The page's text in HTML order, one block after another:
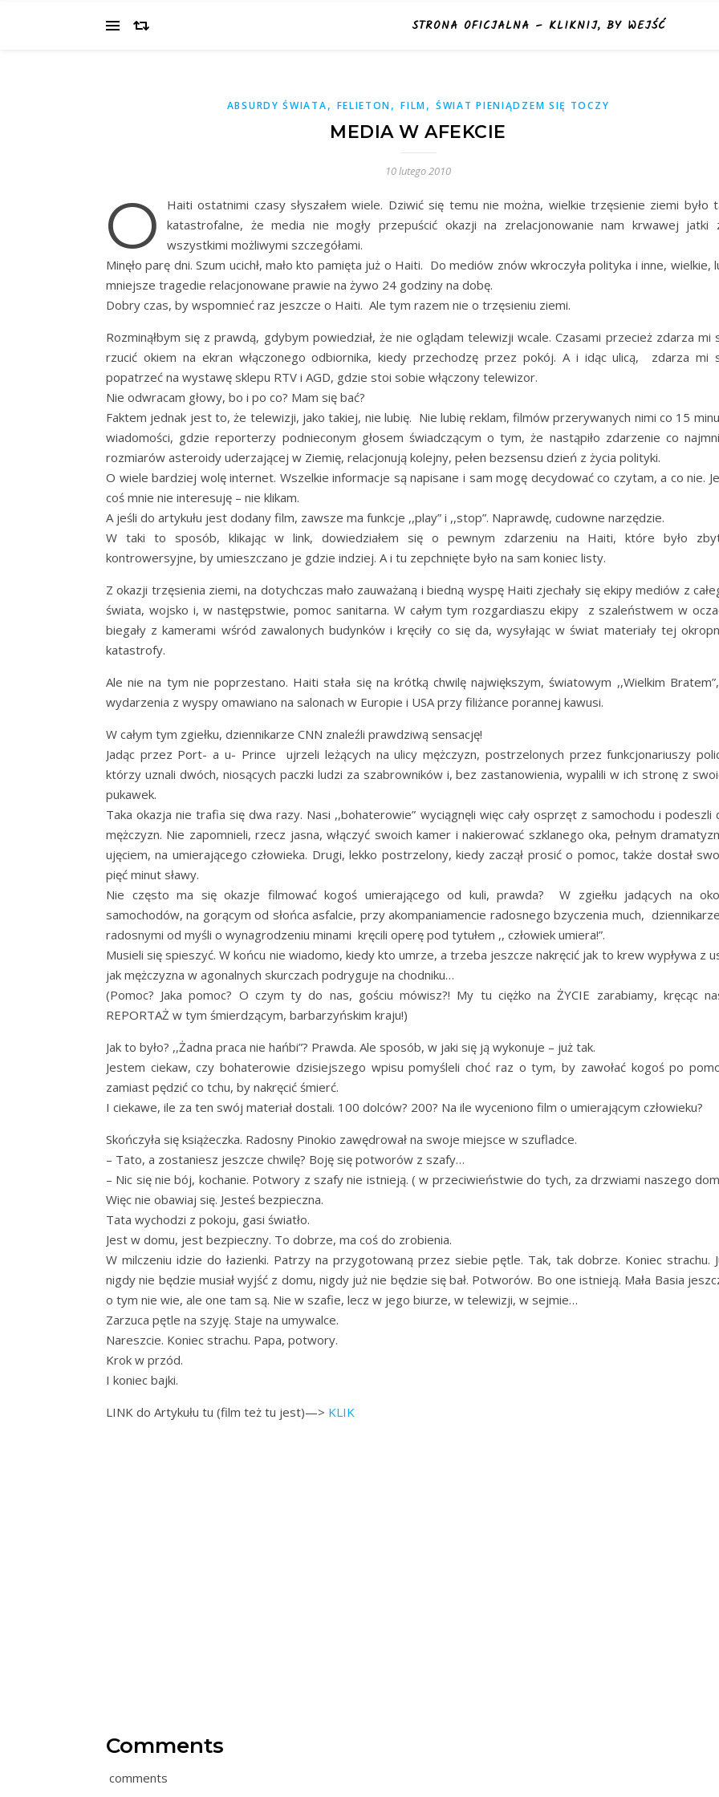
STRONA OFICJALNA – KLIKNIJ, BY WEJŚĆ
ABSURDY ŚWIATA, FELIETON,FILM,ŚWIAT PIENIĄDZEM SIĘ TOCZY
MEDIA W AFEKCIE
10 lutego 2010
O
Haiti ostatnimi czasy słyszałem wiele. Dziwić się temu nie można, wielkie trzęsienie ziemi było
katastrofalne, że media nie mogły przepuścić okazji na zrelacjonowanie nam krwawej jatki
wszystkimi możliwymi szczegółami.
Minęło parę dni. Szum ucichł, mało kto pamięta już o Haiti. Do mediów znów wkroczyła polityka i inne, wielkie,
mniejsze tragedie relacjonowane prawie na żywo 24 godziny na dobę.
Dobry czas, by wspomnieć raz jeszcze o Haiti. Ale tym razem nie o trzęsieniu ziemi.
Rozminąłbym się z prawdą, gdybym powiedział, że nie oglądam telewizji wcale. Czasami przecież zdarza mi
rzucić okiem na ekran włączonego odbiornika, kiedy przechodzę przez pokój. A i idąc ulicą, zdarza mi
popatrzeć na wystawę sklepu RTV i AGD, gdzie stoi sobie włączony telewizor.
Nie odwracam głowy, bo i po co? Mam się bać?
Faktem jednak jest to, że telewizji, jako takiej, nie lubię. Nie lubię reklam, filmów przerywanych nimi co 15
wiadomości, gdzie reporterzy podnieconym głosem świadczącym o tym, że nastąpiło zdarzenie co
rozmiarów asteroidy uderzającej w Ziemię, relacjonują kolejny, pełen bezsensu dzień z życia polityki.
O wiele bardziej wolę internet. Wszelkie informacje są napisane i sam mogę decydować co czytam, a co nie.
coś mnie nie interesuję – nie klikam.
A jeśli do artykułu jest dodany film, zawsze ma funkcje ,,play” i ,,stop”. Naprawdę, cudowne narzędzie.
W taki to sposób, klikając w link, dowiedziałem się o pewnym zdarzeniu na Haiti, które było
kontrowersyjne, by umieszczano je gdzie indziej. A i tu zepchnięte było na sam koniec listy.
Z okazji trzęsienia ziemi, na dotychczas mało zauważaną i biedną wyspę Haiti zjechały się ekipy mediów z
świata, wojsko i, w następstwie, pomoc sanitarna. W całym tym rozgardiaszu ekipy z szaleństwem w
biegały z kamerami wśród zawalonych budynków i kręciły co się da, wysyłając w świat materiały tej
katastrofy.
Ale nie na tym nie poprzestano. Haiti stała się na krótką chwilę największym, światowym ,,Wielkim
wydarzenia z wyspy omawiano na salonach w Europie i USA przy filiżance porannej kawusi.
W całym tym zgiełku, dziennikarze CNN znaleźli prawdziwą sensację!
Jadąc przez Port- a u- Prince ujrzeli leżących na ulicy mężczyzn, postrzelonych przez funkcjonariuszy
którzy uznali dwóch, niosących paczki ludzi za szabrowników i, bez zastanowienia, wypalili w ich stronę z
pukawek.
Taka okazja nie trafia się dwa razy. Nasi ,,bohaterowie” wyciągnęli więc cały osprzęt z samochodu i podeszli
mężczyzn. Nie zapomnieli, rzecz jasna, włączyć swoich kamer i nakierować szklanego oka, pełnym
ujęciem, na umierającego człowieka. Drugi, lekko postrzelony, kiedy zaczął prosić o pomoc, także dostał
pięć minut sławy.
Nie często ma się okazje filmować kogoś umierającego od kuli, prawda? W zgiełku jadących na
samochodów, na gorącym od słońca asfalcie, przy akompaniamencie radosnego bzyczenia much,
radosnymi od myśli o wynagrodzeniu minami kręcili operę pod tytułem ,, człowiek umiera!”.
Musieli się spieszyć. W końcu nie wiadomo, kiedy kto umrze, a trzeba jeszcze nakręcić jak to krew wypływa z
jak mężczyzna w agonalnych skurczach podryguje na chodniku…
(Pomoc? Jaka pomoc? O czym ty do nas, gościu mówisz?! My tu ciężko na ŻYCIE zarabiamy, kręcąc
REPORTAŻ w tym śmierdzącym, barbarzyńskim kraju!)
Jak to było? ,,Żadna praca nie hańbi”? Prawda. Ale sposób, w jaki się ją wykonuje – już tak.
Jestem ciekaw, czy bohaterowie dzisiejszego wpisu pomyśleli choć raz o tym, by zawołać kogoś po
zamiast pędzić co tchu, by nakręcić śmierć.
I ciekawe, ile za ten swój materiał dostali. 100 dolców? 200? Na ile wyceniono film o umierającym człowieku?
Skończyła się książeczka. Radosny Pinokio zawędrował na swoje miejsce w szufladce.
– Tato, a zostaniesz jeszcze chwilę? Boję się potworów z szafy…
– Nic się nie bój, kochanie. Potwory z szafy nie istnieją. ( w przeciwieństwie do tych, za drzwiami naszego
Więc nie obawiaj się. Jesteś bezpieczna.
Tata wychodzi z pokoju, gasi światło.
Jest w domu, jest bezpieczny. To dobrze, ma coś do zrobienia.
W milczeniu idzie do łazienki. Patrzy na przygotowaną przez siebie pętle. Tak, tak dobrze. Koniec strachu.
nigdy nie będzie musiał wyjść z domu, nigdy już nie będzie się bał. Potworów. Bo one istnieją. Mała Basia
o tym nie wie, ale one tam są. Nie w szafie, lecz w jego biurze, w telewizji, w sejmie…
Zarzuca pętle na szyję. Staje na umywalce.
Nareszcie. Koniec strachu. Papa, potwory.
Krok w przód.
I koniec bajki.
LINK do Artykułu tu (film też tu jest)—> KLIK
Comments
comments